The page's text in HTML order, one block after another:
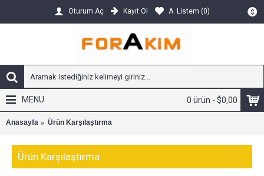
$
Oturum Aç Kayıt Ol A. Listem (0)
0 ürün - $0,00
MENU
Anasayfa Ürün Karşılaştırma
Ürün Karşılaştırma